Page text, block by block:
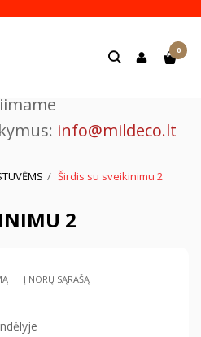
0
info@mildeco.lt
Širdis su sveikinimu 2
2
Į NORŲ SĄRAŠĄ